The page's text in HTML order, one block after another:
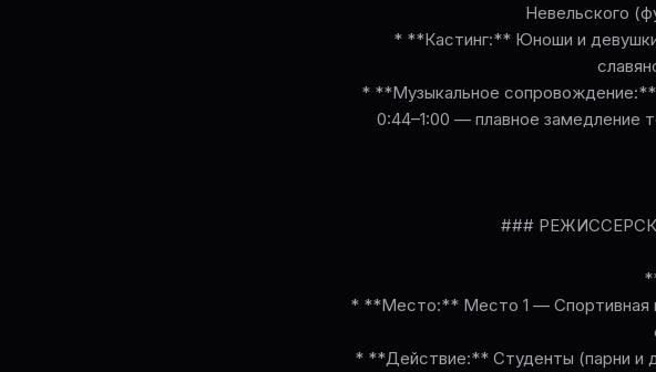
Невельского
* **Кастинг:** Юноши и девушки
* **Музыкальное
0:44–1:00 — плавное замедление
###
* **Место:** Место 1 — Спортивная
* **Действие:** Студенты (парни и